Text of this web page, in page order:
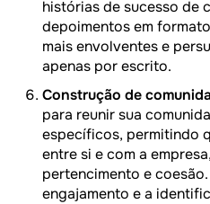
histórias de sucesso de
depoimentos em
mais envolventes e
apenas por escrito.
Construção de
para reunir sua
específicos, permitindo
entre si e com a
pertencimento e
engajamento e a